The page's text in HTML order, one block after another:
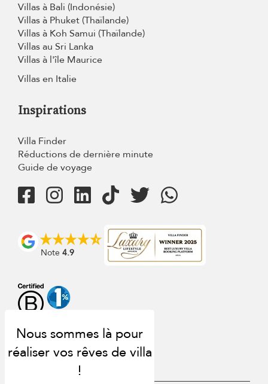
Villas à Bali (Indonésie)
Villas à Phuket (Thaïlande)
Villas à Koh Samui (Thaïlande)
Villas au Sri Lanka
Villas à l'île Maurice
Villas en Italie
Inspirations
Villa Finder
Réductions de dernière minute
Guide de voyage
Note 4.9